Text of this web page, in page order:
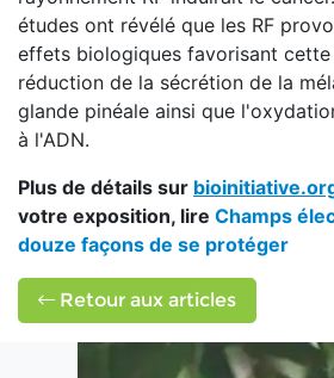
études ont révélé que les RF
effets biologiques favorisant
réduction de la sécrétion de la
glande pinéale ainsi que
à l'ADN.
Plus de détails sur
votre exposition, lire Champs
douze façons de se protéger
Retour aux articles